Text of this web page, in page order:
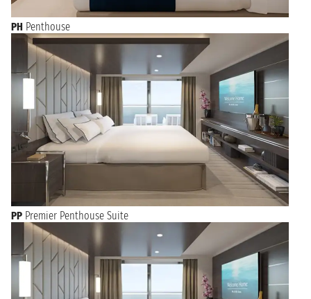
PH Penthouse
PP Premier Penthouse Suite